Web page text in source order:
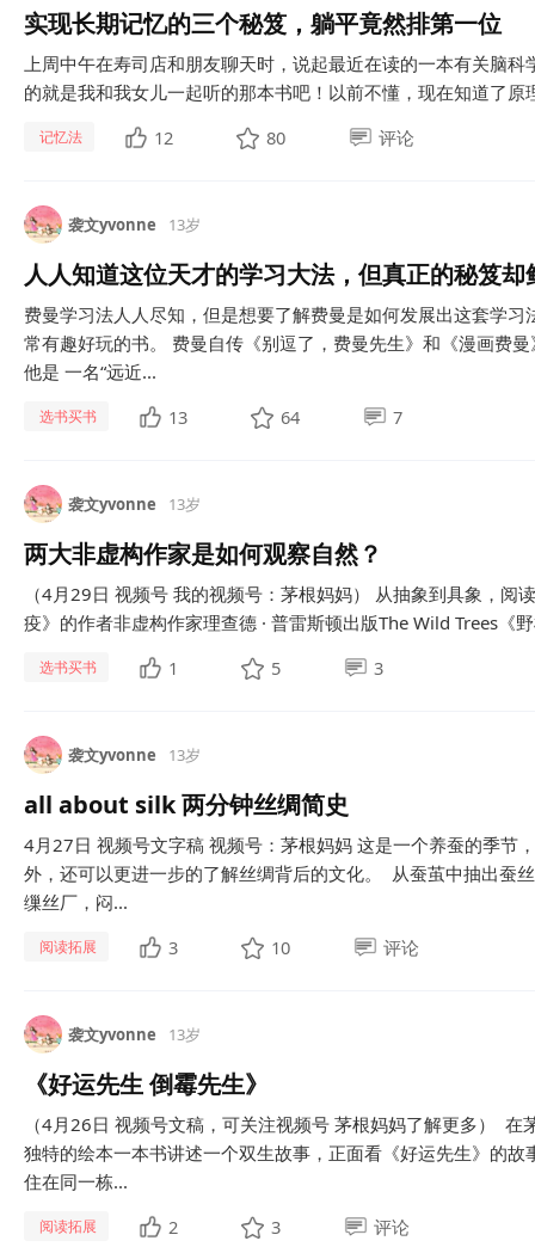
实现长期记忆的三个秘笈，躺平竟然排第一位
上周中午在寿司店和朋友聊天时，说起最近在读的一本有关脑
的就是我和我女儿一起听的那本书吧！以前不懂，现在知道了
记忆法 12 80 评论
袭文yvonne 13岁
人人知道这位天才的学习大法，但真正的秘笈却
费曼学习法人人尽知，但是想要了解费曼是如何发展出这套学
常有趣好玩的书。 费曼自传《别逗了，费曼先生》和《漫画费
他是 一名“远近...
选书买书 13 64 7
袭文yvonne 13岁
两大非虚构作家是如何观察自然？
（4月29日 视频号 我的视频号：茅根妈妈） 从抽象到具象，
疫》的作者非虚构作家理查德 · 普雷斯顿出版The Wild Trees《
选书买书 1 5 3
袭文yvonne 13岁
all about silk 两分钟丝绸简史
4月27日 视频号文字稿 视频号：茅根妈妈 这是一个养蚕的季节
外，还可以更进一步的了解丝绸背后的文化。 从蚕茧中抽出蚕
缫丝厂，闷...
阅读拓展 3 10 评论
袭文yvonne 13岁
《好运先生 倒霉先生》
（4月26日 视频号文稿，可关注视频号 茅根妈妈了解更多）
独特的绘本一本书讲述一个双生故事，正面看《好运先生》的
住在同一栋...
阅读拓展 2 3 评论